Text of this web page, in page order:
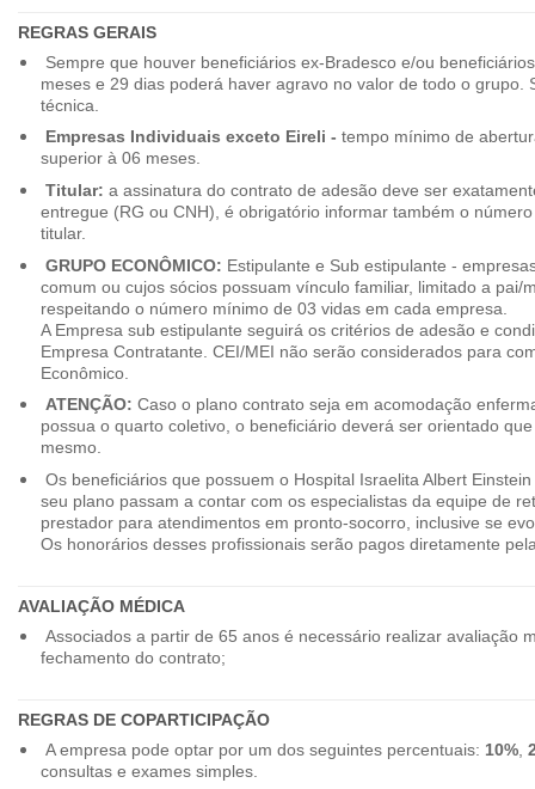
REGRAS GERAIS
Sempre que houver beneficiários ex-Bradesco e/ou
meses e 29 dias poderá haver agravo no valor de todo o grupo.
técnica.
Empresas Individuais exceto Eireli - tempo mínimo de
superior à 06 meses.
Titular: a assinatura do contrato de adesão deve ser
entregue (RG ou CNH), é obrigatório informar também o
titular.
GRUPO ECONÔMICO: Estipulante e Sub estipulante -
comum ou cujos sócios possuam vínculo familiar, limitado a pai/
respeitando o número mínimo de 03 vidas em cada empresa.
A Empresa sub estipulante seguirá os critérios de adesão e
Empresa Contratante. CEI/MEI não serão considerados para
Econômico.
ATENÇÃO: Caso o plano contrato seja em acomodação
possua o quarto coletivo, o beneficiário deverá ser orientado
mesmo.
Os beneficiários que possuem o Hospital Israelita Albert
seu plano passam a contar com os especialistas da equipe de
prestador para atendimentos em pronto-socorro, inclusive se
Os honorários desses profissionais serão pagos diretamente
AVALIAÇÃO MÉDICA
Associados a partir de 65 anos é necessário realizar avaliação
fechamento do contrato;
REGRAS DE COPARTICIPAÇÃO
A empresa pode optar por um dos seguintes percentuais: 10%,
consultas e exames simples.